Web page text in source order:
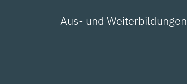
Aus- und Weiterbildungen